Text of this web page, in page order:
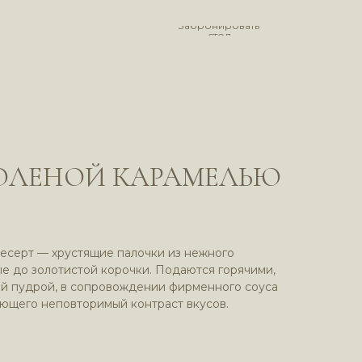
Забронировать
стол
КАРАМЕЛЬЮ
— хрустящие палочки из нежного
до золотистой корочки. Подаются горячими,
пудрой, в сопровождении фирменного соуса
неповторимый контраст вкусов.